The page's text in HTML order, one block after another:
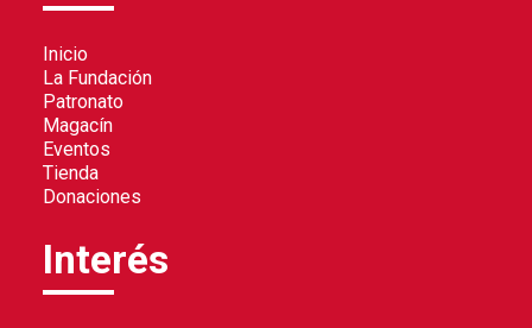
Inicio
La Fundación
Patronato
Magacín
Eventos
Tienda
Donaciones
Interés